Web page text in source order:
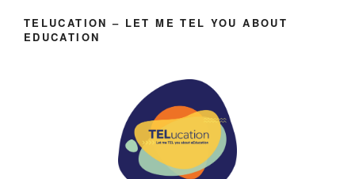
TELUCATION – LET ME TEL YOU ABOUT
EDUCATION